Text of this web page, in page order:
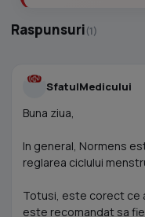
Raspunsuri(1)
SfatulMedicului
Buna ziua,
In general, Normens
reglarea ciclului
Totusi, este corect ce
este recomandat sa